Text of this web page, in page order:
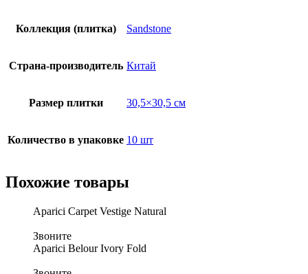
Коллекция (плитка) Sandstone
Страна-производитель Китай
Размер плитки 30,5×30,5 см
Количество в упаковке 10 шт
Похожие товары
Aparici Carpet Vestige Natural
Звоните
Aparici Belour Ivory Fold